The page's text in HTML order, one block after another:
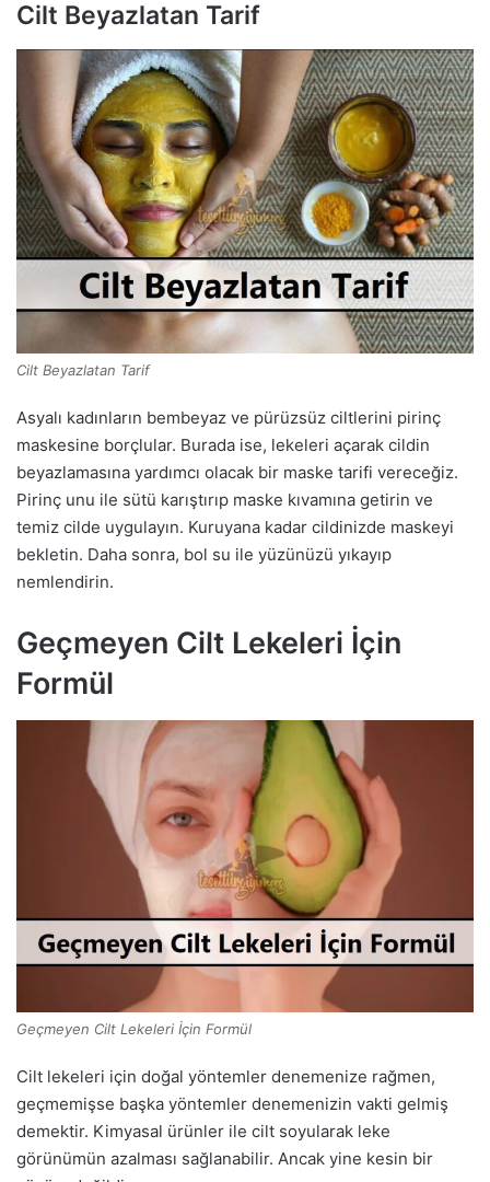
Cilt Beyazlatan Tarif
Cilt Beyazlatan Tarif
Asyalı kadınların bembeyaz ve pürüzsüz ciltlerini pirinç
maskesine borçlular. Burada ise, lekeleri açarak cildin
beyazlamasına yardımcı olacak bir maske tarifi vereceğiz.
Pirinç unu ile sütü karıştırıp maske kıvamına getirin ve
temiz cilde uygulayın. Kuruyana kadar cildinizde maskeyi
bekletin. Daha sonra, bol su ile yüzünüzü yıkayıp
nemlendirin.
Geçmeyen Cilt Lekeleri İçin
Formül
Geçmeyen Cilt Lekeleri İçin Formül
Cilt lekeleri için doğal yöntemler denemenize rağmen,
geçmemişse başka yöntemler denemenizin vakti gelmiş
demektir. Kimyasal ürünler ile cilt soyularak leke
görünümün azalması sağlanabilir. Ancak yine kesin bir